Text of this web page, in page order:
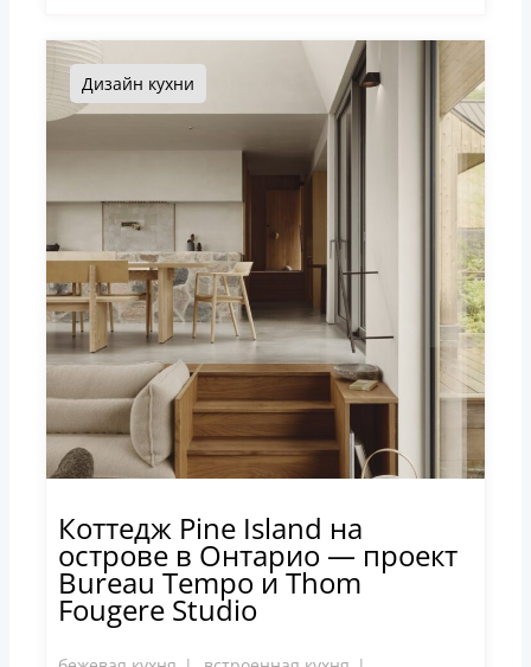
Дизайн кухни
Коттедж Pine Island на
острове в Онтарио — проект
Bureau Tempo и Thom
Fougere Studio